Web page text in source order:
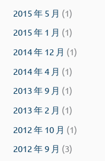
2015 年 5 月 (1)
2015 年 1 月 (1)
2014 年 12 月 (1)
2014 年 4 月 (1)
2013 年 9 月 (1)
2013 年 2 月 (1)
2012 年 10 月 (1)
2012 年 9 月 (3)